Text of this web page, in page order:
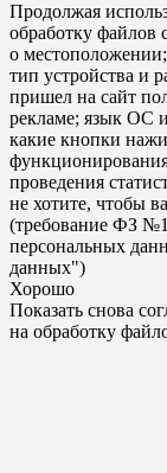
Продолжая
обработку файлов
о
тип устройства и
пришел на сайт
рекламе; язык ОС
какие кнопки
функционирования
проведения
не хотите, чтобы
(требование ФЗ
персональных
данных")
Хорошо
Показать снова
на обработку